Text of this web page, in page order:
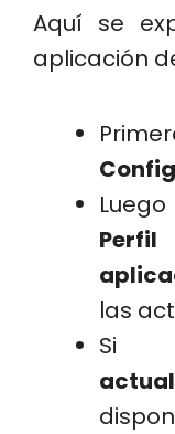
Aquí se
aplicación
las
Si